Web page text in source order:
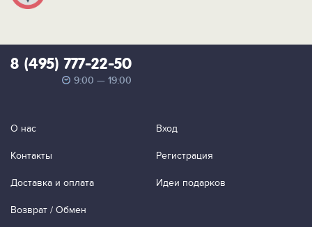
8 (495) 777-22-50
9:00 — 19:00
О нас
Контакты
Доставка и оплата
Возврат / Обмен
Вход
Регистрация
Идеи подарков